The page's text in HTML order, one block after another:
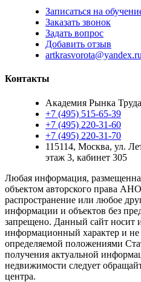
Записаться на
Заказать звонок
Задать вопрос
Добавить отзыв
artkrasvorota@yandex.ru
Контакты
Академия Рынка Труда
+7 (495) 515-65-39
+7 (495) 220-31-60
+7 (495) 220-31-70
115114, Москва, ул.
этаж 3, кабинет 305
Любая информация,
объектом авторского права
распространение или любое
информации и объектов без
запрещено. Данный сайт носит
информационный характер и не
определяемой положениями
получения актуальной
недвижимости следует
центра.